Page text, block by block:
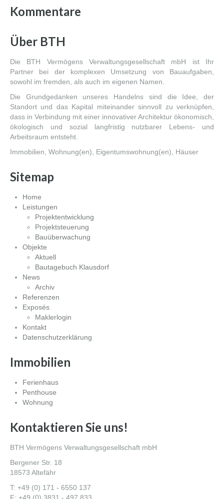
Kommentare
Über BTH
Die BTH Vermögens Verwaltungsgesellschaft mbH ist Ihr
Partner bei der komplexen Umsetzung von Bauaufgaben,
sowohl im fremden, als auch im eigenen Namen.
Die Grundgedanken unseres Handelns sind die Idee, der
Standort und das Kapital miteinander sinnvoll zu verknüpfen,
dass in Verbindung mit einer innovativer Architektur ökonomisch,
ökologisch und sozial langfristig nutzbarer Lebens- und
Arbeitsraum entsteht.
Immobilien, Wohnung(en), Eigentumswohnung(en), Häuser
Sitemap
Home
Leistungen
Projektentwicklung
Projektsteuerung
Bauüberwachung
Objekte
Aktuell
Bautagebuch Klausdorf
News
Archiv
Referenzen
Exposés
Maklerlogin
Kontakt
Datenschutzerklärung
Immobilien
Ferienhaus
Penthouse
Wohnung
Kontaktieren Sie uns!
BTH Vermögens Verwaltungsgesellschaft mbH
Bergener Str. 18
18573 Altefähr
T: +49 (0) 171 - 6550 137